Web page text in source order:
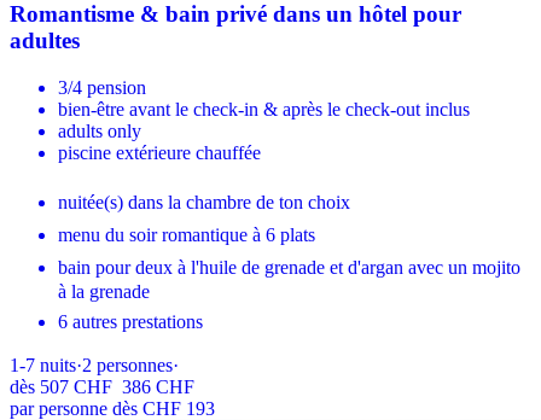
Romantisme & bain privé dans un hôtel pour
adultes
3/4 pension
bien-être avant le check-in & après le check-out inclus
adults only
piscine extérieure chauffée
nuitée(s) dans la chambre de ton choix
menu du soir romantique à 6 plats
bain pour deux à l'huile de grenade et d'argan avec un mojito
à la grenade
6 autres prestations
1-7 nuits·2 personnes·
dès 507 CHF 386 CHF
par personne dès CHF 193